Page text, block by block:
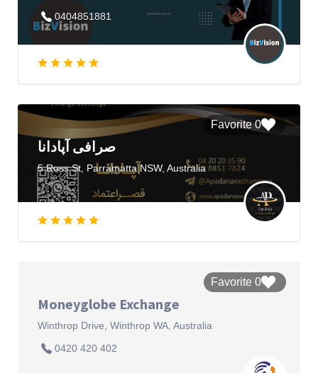
0404851881
0 Favorite
صرافی آپادانا
5 Ross St, Parramatta NSW, Australia
0 Favorite
Moneyglobe Exchange
Winthrop Drive, Winthrop WA, Australia
0420 420 402